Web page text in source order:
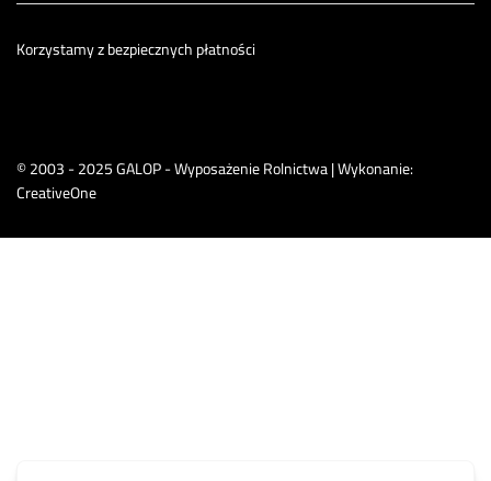
© 2003 - 2025 GALOP - Wyposażenie Rolnictwa | Wykonanie:
CreativeOne
Korzystamy z bezpiecznych płatności